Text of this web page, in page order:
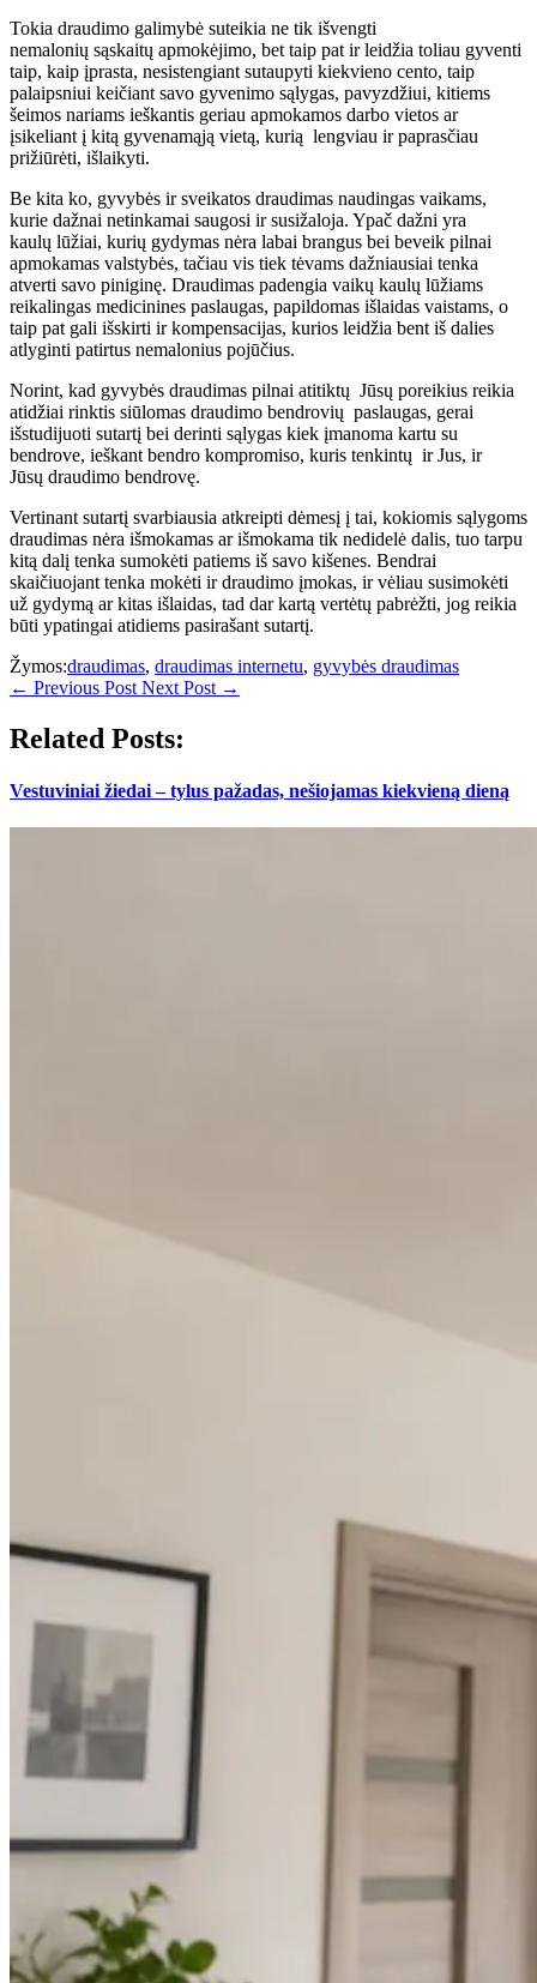
Tokia draudimo galimybė suteikia ne tik išvengti
nemalonių sąskaitų apmokėjimo, bet taip pat ir leidžia toliau gyventi
taip, kaip įprasta, nesistengiant sutaupyti kiekvieno cento, taip
palaipsniui keičiant savo gyvenimo sąlygas, pavyzdžiui, kitiems
šeimos nariams ieškantis geriau apmokamos darbo vietos ar
įsikeliant į kitą gyvenamąją vietą, kurią lengviau ir paprasčiau
prižiūrėti, išlaikyti.
Be kita ko, gyvybės ir sveikatos draudimas naudingas vaikams,
kurie dažnai netinkamai saugosi ir susižaloja. Ypač dažni yra
kaulų lūžiai, kurių gydymas nėra labai brangus bei beveik pilnai
apmokamas valstybės, tačiau vis tiek tėvams dažniausiai tenka
atverti savo piniginę. Draudimas padengia vaikų kaulų lūžiams
reikalingas medicinines paslaugas, papildomas išlaidas vaistams, o
taip pat gali išskirti ir kompensacijas, kurios leidžia bent iš dalies
atlyginti patirtus nemalonius pojūčius.
Norint, kad gyvybės draudimas pilnai atitiktų Jūsų poreikius reikia
atidžiai rinktis siūlomas draudimo bendrovių paslaugas, gerai
išstudijuoti sutartį bei derinti sąlygas kiek įmanoma kartu su
bendrove, ieškant bendro kompromiso, kuris tenkintų ir Jus, ir
Jūsų draudimo bendrovę.
Vertinant sutartį svarbiausia atkreipti dėmesį į tai, kokiomis sąlygoms
draudimas nėra išmokamas ar išmokama tik nedidelė dalis, tuo tarpu
kitą dalį tenka sumokėti patiems iš savo kišenes. Bendrai
skaičiuojant tenka mokėti ir draudimo įmokas, ir vėliau susimokėti
už gydymą ar kitas išlaidas, tad dar kartą vertėtų pabrėžti, jog reikia
būti ypatingai atidiems pasirašant sutartį.
Žymos:draudimas, draudimas internetu, gyvybės draudimas
← Previous Post Next Post →
Related Posts:
Vestuviniai žiedai – tylus pažadas, nešiojamas kiekvieną dieną